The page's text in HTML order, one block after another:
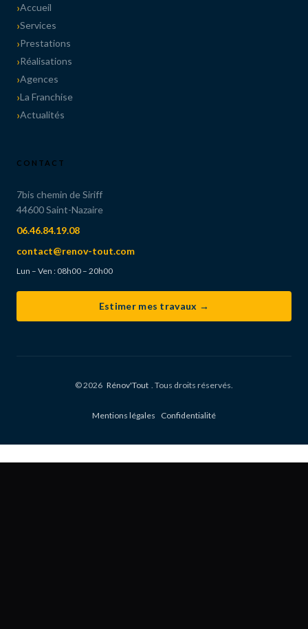
Accueil
Services
Prestations
Réalisations
Agences
La Franchise
Actualités
CONTACT
7bis chemin de Siriff
44600 Saint-Nazaire
06.46.84.19.08
contact@renov-tout.com
Lun – Ven : 08h00 – 20h00
Estimer mes travaux →
©2026 Rénov'Tout . Tous droits réservés.
Mentions légales Confidentialité